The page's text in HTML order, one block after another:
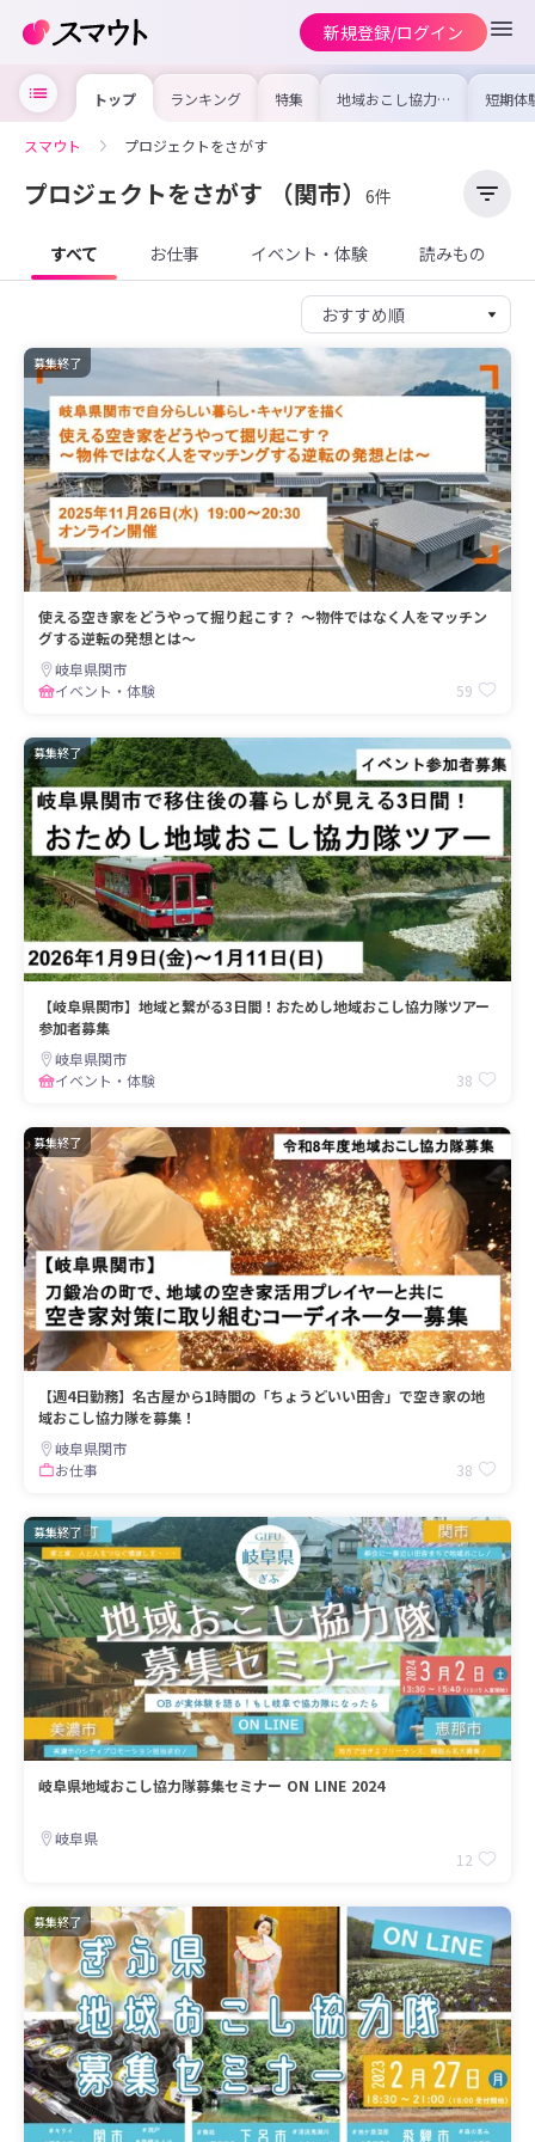
新規登録/ログイン
トップ ランキング 特集 地域おこし協力隊
の求人やイベント
を集めました！仕
けよう
短期体
り〜数
域を知
スマウト プロジェクトをさがす
プロジェクトをさがす （関市） 6件
すべて お仕事 イベント・体験 読みもの
募集終了
使える空き家をどうやって掘り起こす？ ～物件ではなく人をマッチン
グする逆転の発想とは～
岐阜県関市
イベント・体験
59
募集終了
【岐阜県関市】地域と繋がる3日間！おためし地域おこし協力隊ツアー
参加者募集
岐阜県関市
イベント・体験
38
募集終了
【週4日勤務】名古屋から1時間の「ちょうどいい田舎」で空き家の地
域おこし協力隊を募集！
岐阜県関市
お仕事
38
募集終了
岐阜県地域おこし協力隊募集セミナー ON LINE 2024
岐阜県
12
募集終了